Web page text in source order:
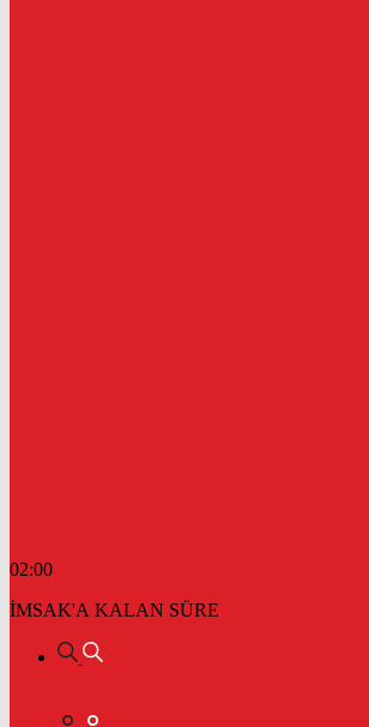
02:00
İMSAK'A KALAN SÜRE